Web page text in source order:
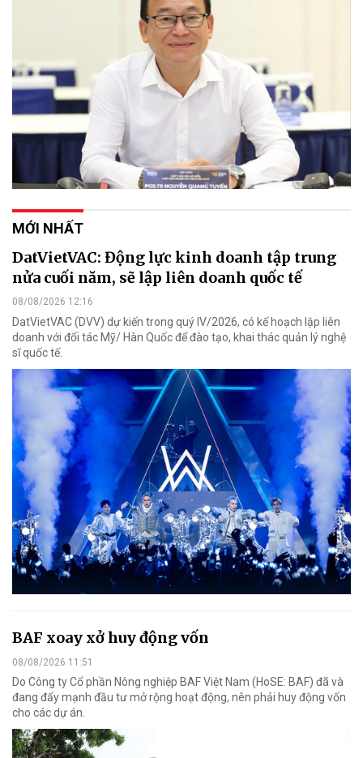
MỚI NHẤT
DatVietVAC: Động lực kinh doanh tập trung
nửa cuối năm, sẽ lập liên doanh quốc tế
08/08/2026 12:16
DatVietVAC (DVV) dự kiến trong quý IV/2026, có kế hoạch lập liên
doanh với đối tác Mỹ/ Hàn Quốc để đào tạo, khai thác quản lý nghệ
sĩ quốc tế.
BAF xoay xở huy động vốn
08/08/2026 11:51
Do Công ty Cổ phần Nông nghiệp BAF Việt Nam (HoSE: BAF) đã và
đang đẩy mạnh đầu tư mở rộng hoạt động, nên phải huy động vốn
cho các dự án.